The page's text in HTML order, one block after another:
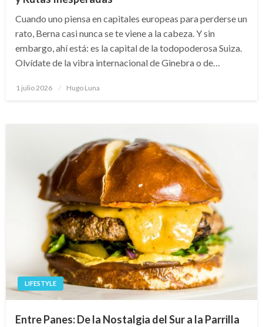
Cuando uno piensa en capitales europeas para perderse un
rato, Berna casi nunca se te viene a la cabeza. Y sin
embargo, ahí está: es la capital de la todopoderosa Suiza.
Olvídate de la vibra internacional de Ginebra o de…
Publicado
1 julio 2026 Hugo Luna
LIFESTYLE
Entre Panes: De la Nostalgia del Sur a la Parrilla